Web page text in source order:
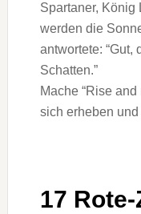
Spartaner, König
werden die
antwortete: “Gut,
Schatten.”
Mache “Rise
sich erheben
17